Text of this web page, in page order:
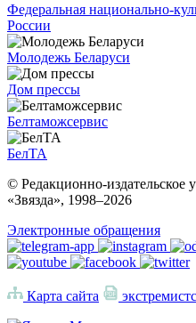
Федеральная национально-
России
Молодежь Беларуси
Дом прессы
Белтаможсервис
БелТА
© Редакционно-издательское
«Звязда», 1998–2026
Электронные обращения
Карта сайта